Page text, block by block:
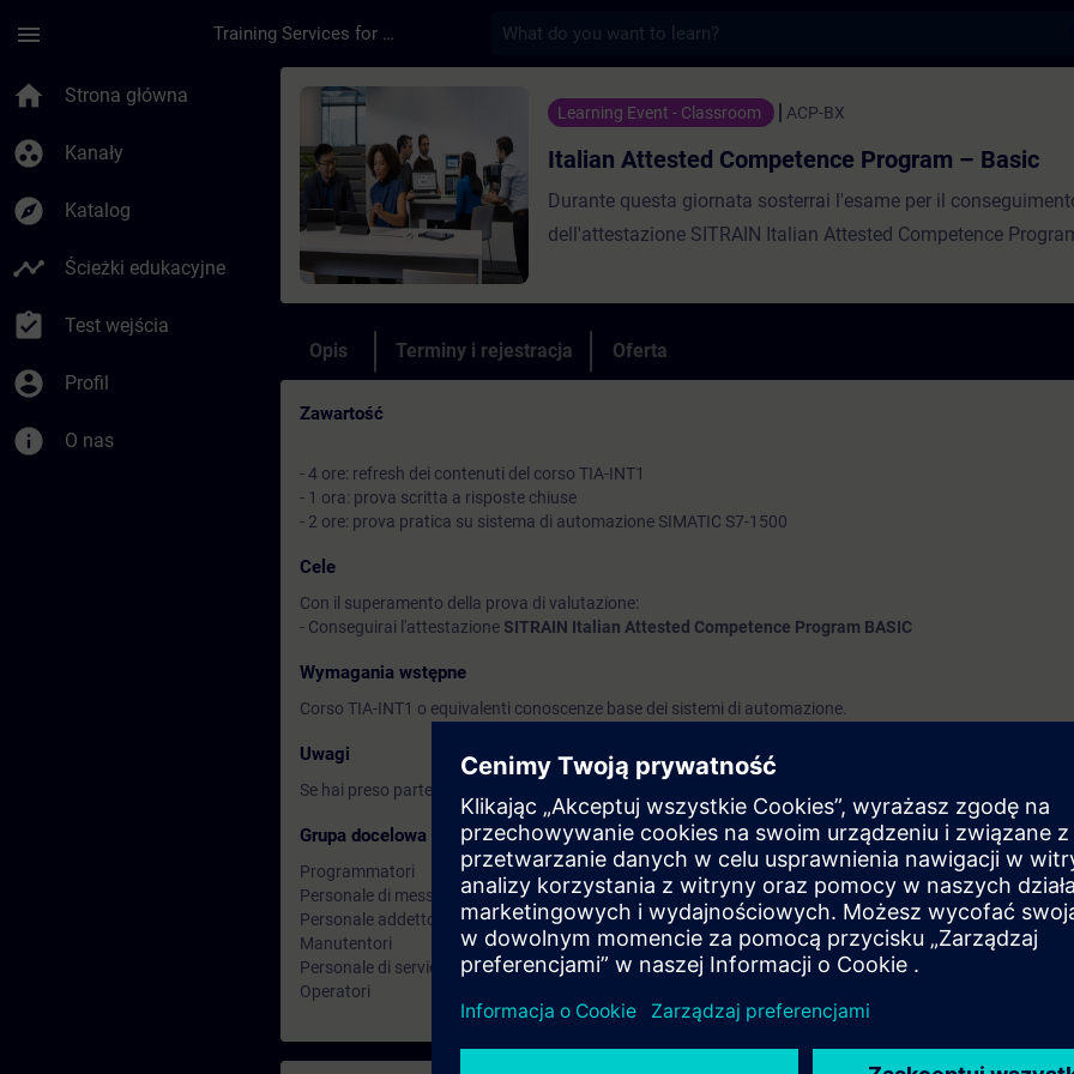
menu Training Services for Digital Industries
home Strona główna
group_work Kanały
explore Katalog
timeline Ścieżki edukacyjne
assignment_turned_in Test wejścia
account_circle Profil
info O nas
Kurs - Italian Attested Competence Program – Basic -
Learning Event - Classroom ACP-BX
Italian Attested Competence Program – Basic
Durante questa giornata sosterrai l'esame per il
dell'attestazione SITRAIN Italian Attested Competence
Opis Terminy i rejestracja Oferta
Zawartość
- 4 ore: refresh dei contenuti del corso TIA-INT1
- 1 ora: prova scritta a risposte chiuse
- 2 ore: prova pratica su sistema di automazione SIMATIC S7-1500
Cele
Con il superamento della prova di valutazione:
- Conseguirai l'attestazione SITRAIN Italian Attested Competence Program BASIC
Wymagania wstępne
Corso TIA-INT1 o equivalenti conoscenze base dei sistemi di automazione.
Uwagi
Se hai preso parte al corso TIA-INT1 fai riferimento alla giornata
Grupa docelowa
Programmatori
Personale di messa in servizio
Personale addetto allo sviluppo
Manutentori
Personale di service
Operatori